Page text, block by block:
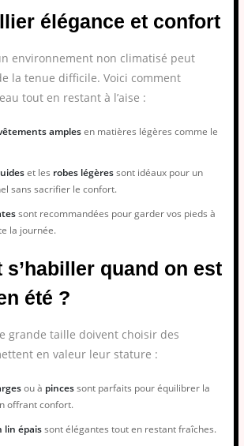
élégance et confort
environnement non climatisé peut
la tenue difficile. Voici comment
tout en restant à l’aise :
amplesen matières légères comme le
et les robes légèressont idéaux pour un
sans sacrifier le confort.
sont recommandées pour garder vos pieds à
la journée.
s’habiller quand on est
été ?
grande taille doivent choisir des
en valeur leur stature :
ou à pincessont parfaits pour équilibrer la
offrant confort.
lin épaissont élégantes tout en restant fraîches.